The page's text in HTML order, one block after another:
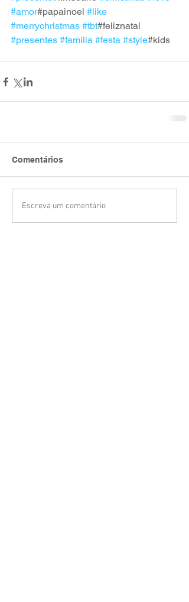
#amor#papainoel #like
#merrychristmas #tbt#feliznatal
#presentes #familia #festa #style#kids
Comentários
Escreva um comentário